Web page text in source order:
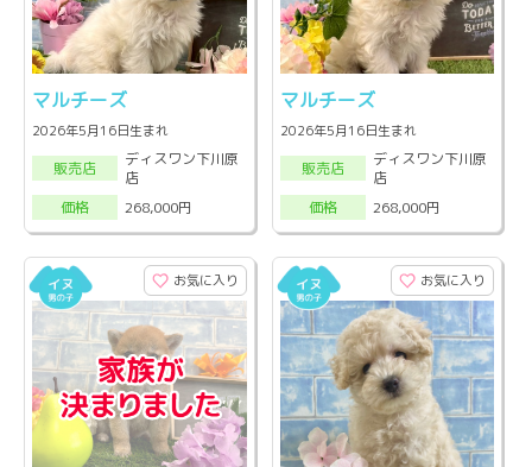
マルチーズ
2026年5月16日生まれ
販売店
ディスワン下川原
店
価格
268,000円
マルチーズ
2026年5月16日生まれ
販売店
ディスワン下川原
店
価格
268,000円
お気に入り お気に入り